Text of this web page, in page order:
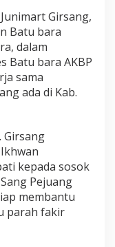
Girsang,
Batu bara
dalam
Batu bara AKBP
sama
ada di Kab.
Girsang
kepada sosok
Pejuang
membantu
parah fakir